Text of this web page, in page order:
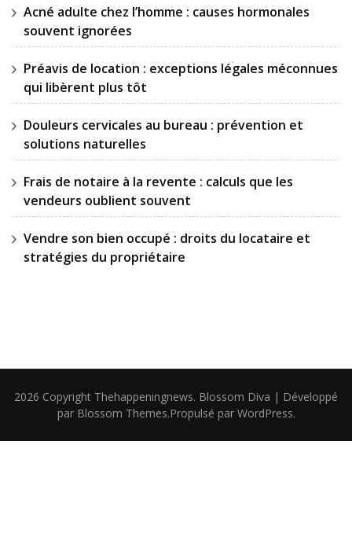
Acné adulte chez l’homme : causes hormonales
souvent ignorées
Préavis de location : exceptions légales méconnues
qui libèrent plus tôt
Douleurs cervicales au bureau : prévention et
solutions naturelles
Frais de notaire à la revente : calculs que les
vendeurs oublient souvent
Vendre son bien occupé : droits du locataire et
stratégies du propriétaire
2026 Copyright Thehappeningnews. Blossom Diva | Développé
par Blossom Themes.Propulsé par WordPress.